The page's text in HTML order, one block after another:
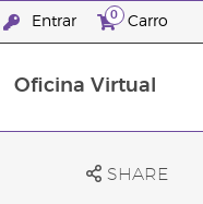
Entrar 0 Carro
Oficina Virtual
SHARE